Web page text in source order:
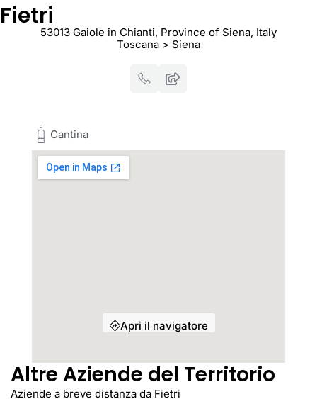
Fietri
53013 Gaiole in Chianti, Province of Siena, Italy
Toscana > Siena
Cantina
Apri il navigatore
Altre Aziende del Territorio
Aziende a breve distanza da Fietri